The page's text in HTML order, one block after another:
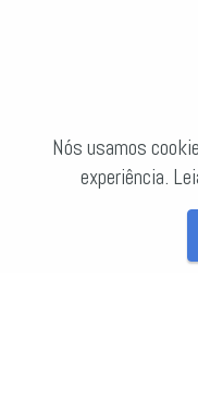
Nós usamos
experiência.